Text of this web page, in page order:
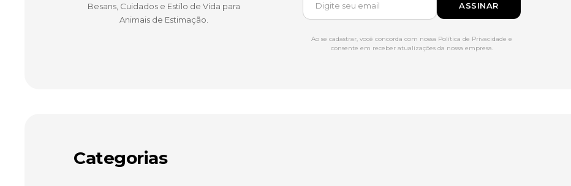
Besans, Cuidados e Estilo de Vida para
Animais de Estimação.
ASSINAR
Ao se cadastrar, você concorda com nossa Política de Privacidade e
consente em receber atualizações da nossa empresa.
Categorias